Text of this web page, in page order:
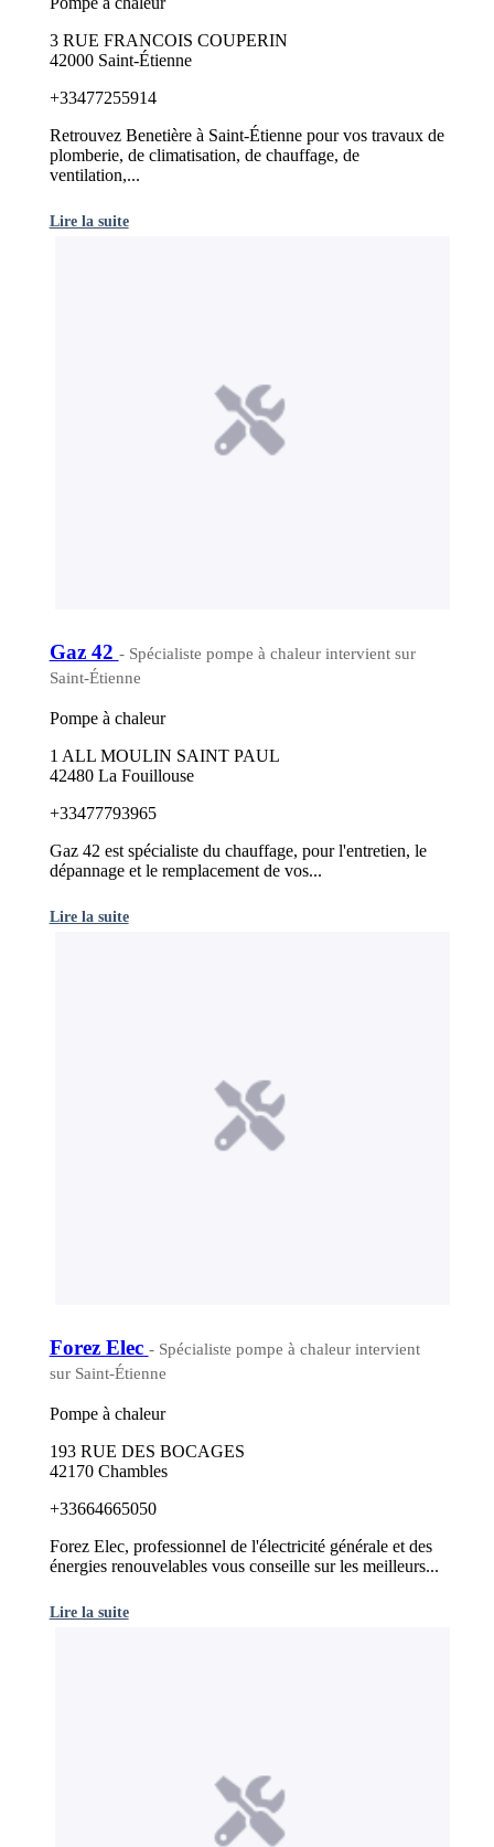
3 RUE FRANCOIS COUPERIN
42000 Saint-Étienne
+33477255914
Retrouvez Benetière à Saint-Étienne pour vos travaux de
plomberie, de climatisation, de chauffage, de
ventilation,...
Lire la suite
Gaz 42 - Spécialiste pompe à chaleur intervient sur
Saint-Étienne
Pompe à chaleur
1 ALL MOULIN SAINT PAUL
42480 La Fouillouse
+33477793965
Gaz 42 est spécialiste du chauffage, pour l'entretien, le
dépannage et le remplacement de vos...
Lire la suite
Forez Elec - Spécialiste pompe à chaleur intervient
sur Saint-Étienne
Pompe à chaleur
193 RUE DES BOCAGES
42170 Chambles
+33664665050
Forez Elec, professionnel de l'électricité générale et des
énergies renouvelables vous conseille sur les meilleurs...
Lire la suite